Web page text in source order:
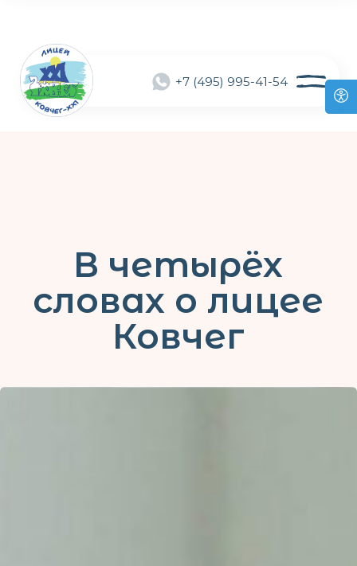
+7 (495) 995-41-54
словах о лицее
Ковчег